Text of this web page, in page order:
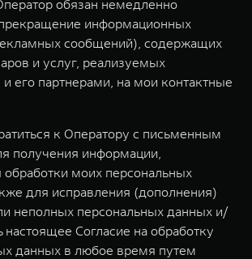
обязан немедленно
информационных
сообщений), содержащих
и услуг, реализуемых
его партнерами, на мои контактные
к Оператору с письменным
получения информации,
моих персональных
для исправления (дополнения)
неполных персональных данных и/
настоящее Согласие на обработку
данных в любое время путем